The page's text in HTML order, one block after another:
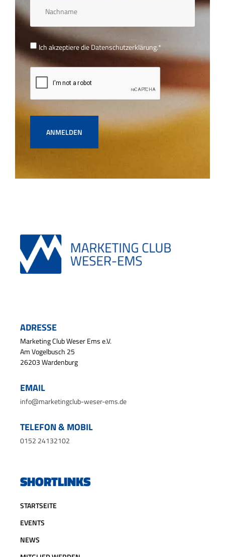
Ich akzeptiere dieDatenschutzerklärung.*
ANMELDEN
ADRESSE
Marketing Club Weser Ems e.V.
Am Vogelbusch 25
26203 Wardenburg
EMAIL
info@marketingclub-weser-ems.de
TELEFON & MOBIL
0152 24132102
SHORTLINKS
STARTSEITE
EVENTS
NEWS